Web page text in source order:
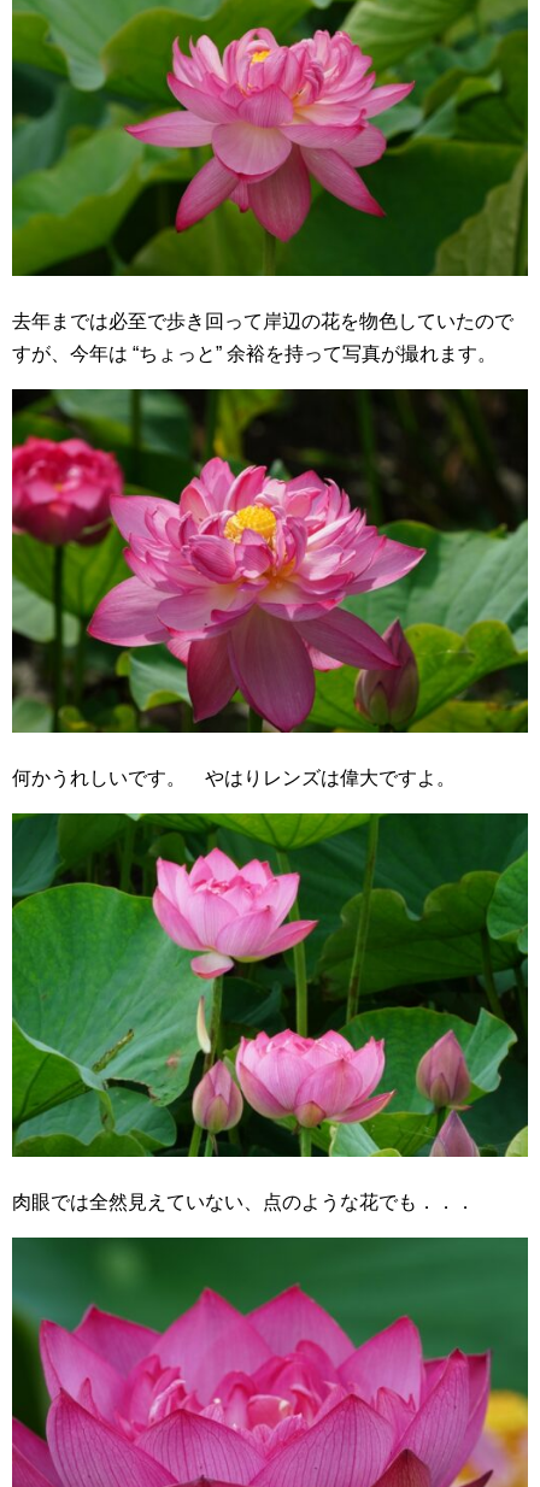
去年までは必至で歩き回って岸辺の花を物色していたので
すが、今年は “ちょっと” 余裕を持って写真が撮れます。
何かうれしいです。 やはりレンズは偉大ですよ。
肉眼では全然見えていない、点のような花でも．．．